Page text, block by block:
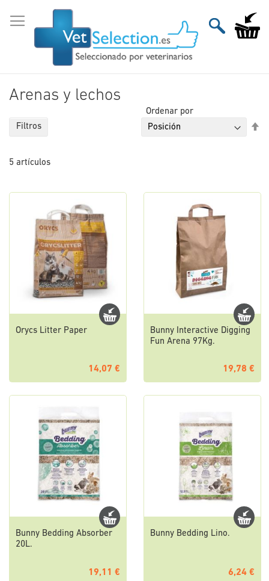
al
contenido
Mi
Arenas y lechos
5 artículos
Ordenar por
Orycs Litter Paper
14,07 €
Bunny Interactive Digging
Fun Arena 97Kg.
19,78 €
Bunny Bedding Absorber
20L.
19,11 €
Bunny Bedding Lino.
6,24 €
Filtros